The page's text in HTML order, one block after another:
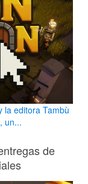
la editora Tambù
un...
de